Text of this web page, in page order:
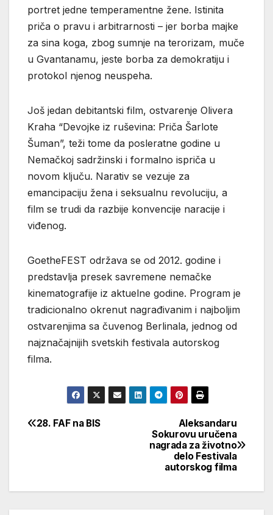
portret jedne temperamentne žene. Istinita
priča o pravu i arbitrarnosti – jer borba majke
za sina koga, zbog sumnje na terorizam, muče
u Gvantanamu, jeste borba za demokratiju i
protokol njenog neuspeha.
Još jedan debitantski film, ostvarenje Olivera
Kraha “Devojke iz ruševina: Priča Šarlote
Šuman”, teži tome da posleratne godine u
Nemačkoj sadržinski i formalno ispriča u
novom ključu. Narativ se vezuje za
emancipaciju žena i seksualnu revoluciju, a
film se trudi da razbije konvencije naracije i
viđenog.
GoetheFEST održava se od 2012. godine i
predstavlja presek savremene nemačke
kinematografije iz aktuelne godine. Program je
tradicionalno okrenut nagrađivanim i najboljim
ostvarenjima sa čuvenog Berlinala, jednog od
najznačajnijih svetskih festivala autorskog
filma.
Кретање
Aleksandaru
Sokurovu uručena
nagrada za životno
delo Festivala
autorskog filma
28. FAF na BIS